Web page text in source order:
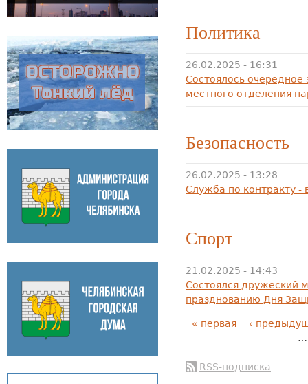
Политика
26.02.2025 - 16:31
Состоялось очередное
местного отделения
Безопасность
26.02.2025 - 13:28
Служба по контракту -
Спорт
21.02.2025 - 14:43
Состоялся дружеский
празднованию Дня
Страницы
« первая
‹
…
RSS-подписка